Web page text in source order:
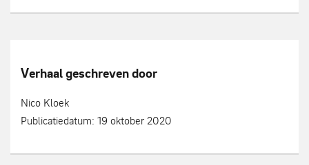
Verhaal geschreven door
Nico Kloek
Publicatiedatum: 19 oktober 2020